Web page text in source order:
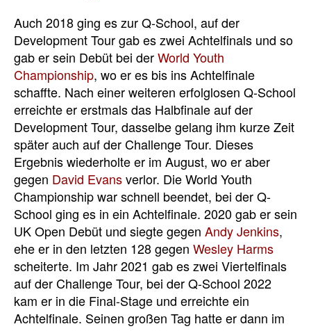
Auch 2018 ging es zur Q-School, auf der
Development Tour gab es zwei Achtelfinals und so
gab er sein Debüt bei derWorld Youth
Championship, wo er es bis ins Achtelfinale
schaffte. Nach einer weiteren erfolglosen Q-School
erreichte er erstmals das Halbfinale auf der
Development Tour, dasselbe gelang ihm kurze Zeit
später auch auf der Challenge Tour. Dieses
Ergebnis wiederholte er im August, wo er aber
gegen David Evansverlor. Die World Youth
Championship war schnell beendet, bei der Q-
School ging es in ein Achtelfinale. 2020 gab er sein
UK Open Debüt und siegte gegen Andy Jenkins,
ehe er in den letzten 128 gegen Wesley Harms
scheiterte. Im Jahr 2021 gab es zwei Viertelfinals
auf der Challenge Tour, bei der Q-School 2022
kam er in die Final-Stage und erreichte ein
Achtelfinale. Seinen großen Tag hatte er dann im